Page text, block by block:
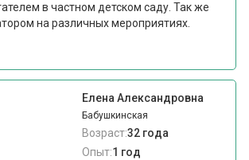
в частном детском саду. Так же
на различных мероприятиях.
Елена Александровна
Бабушкинская
Возраст:32 года
Опыт:1 год